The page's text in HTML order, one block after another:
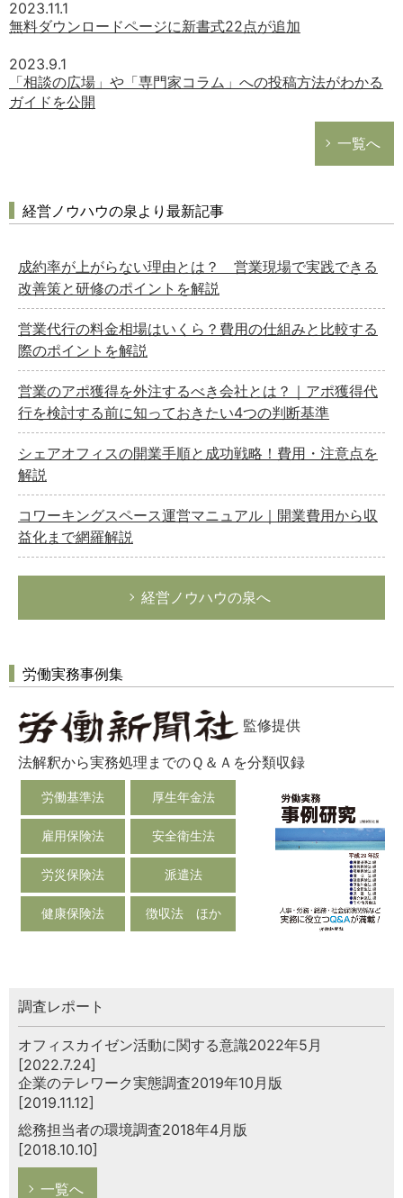
2023.11.1
無料ダウンロードページに新書式22点が追加
2023.9.1
「相談の広場」や「専門家コラム」への投稿方法がわかる
ガイドを公開
一覧へ
経営ノウハウの泉より最新記事
成約率が上がらない理由とは？ 営業現場で実践できる
改善策と研修のポイントを解説
営業代行の料金相場はいくら？費用の仕組みと比較する
際のポイントを解説
営業のアポ獲得を外注するべき会社とは？｜アポ獲得代
行を検討する前に知っておきたい4つの判断基準
シェアオフィスの開業手順と成功戦略！費用・注意点を
解説
コワーキングスペース運営マニュアル｜開業費用から収
益化まで網羅解説
経営ノウハウの泉へ
労働実務事例集
監修提供
法解釈から実務処理までのＱ＆Ａを分類収録
労働基準法 厚生年金法
雇用保険法 安全衛生法
労災保険法 派遣法
健康保険法 徴収法 ほか
調査レポート
オフィスカイゼン活動に関する意識2022年5月
[2022.7.24]
企業のテレワーク実態調査2019年10月版
[2019.11.12]
総務担当者の環境調査2018年4月版
[2018.10.10]
一覧へ